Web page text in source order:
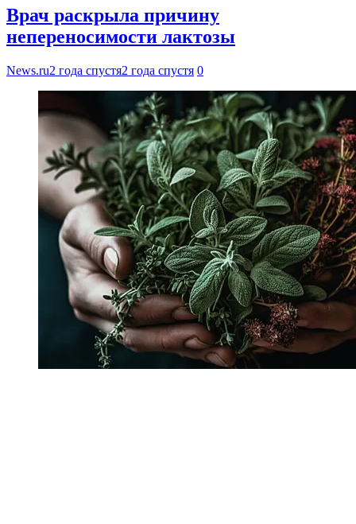
Врач раскрыла причину
непереносимости лактозы
News.ru2 года спустя2 года спустя 0